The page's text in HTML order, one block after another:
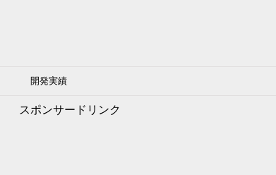
開発実績
スポンサードリンク